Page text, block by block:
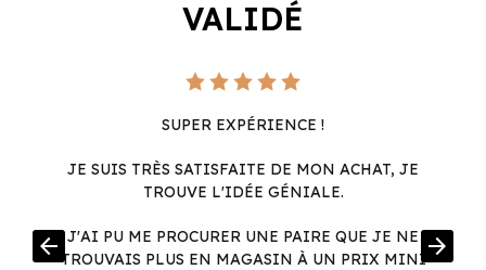
VALIDÉ
SUPER EXPÉRIENCE !
JE SUIS TRÈS SATISFAITE DE MON ACHAT, JE
TROUVE L'IDÉE GÉNIALE.
J'AI PU ME PROCURER UNE PAIRE QUE JE NE
TROUVAIS PLUS EN MAGASIN À UN PRIX MINI
arrow_back arrow_forward